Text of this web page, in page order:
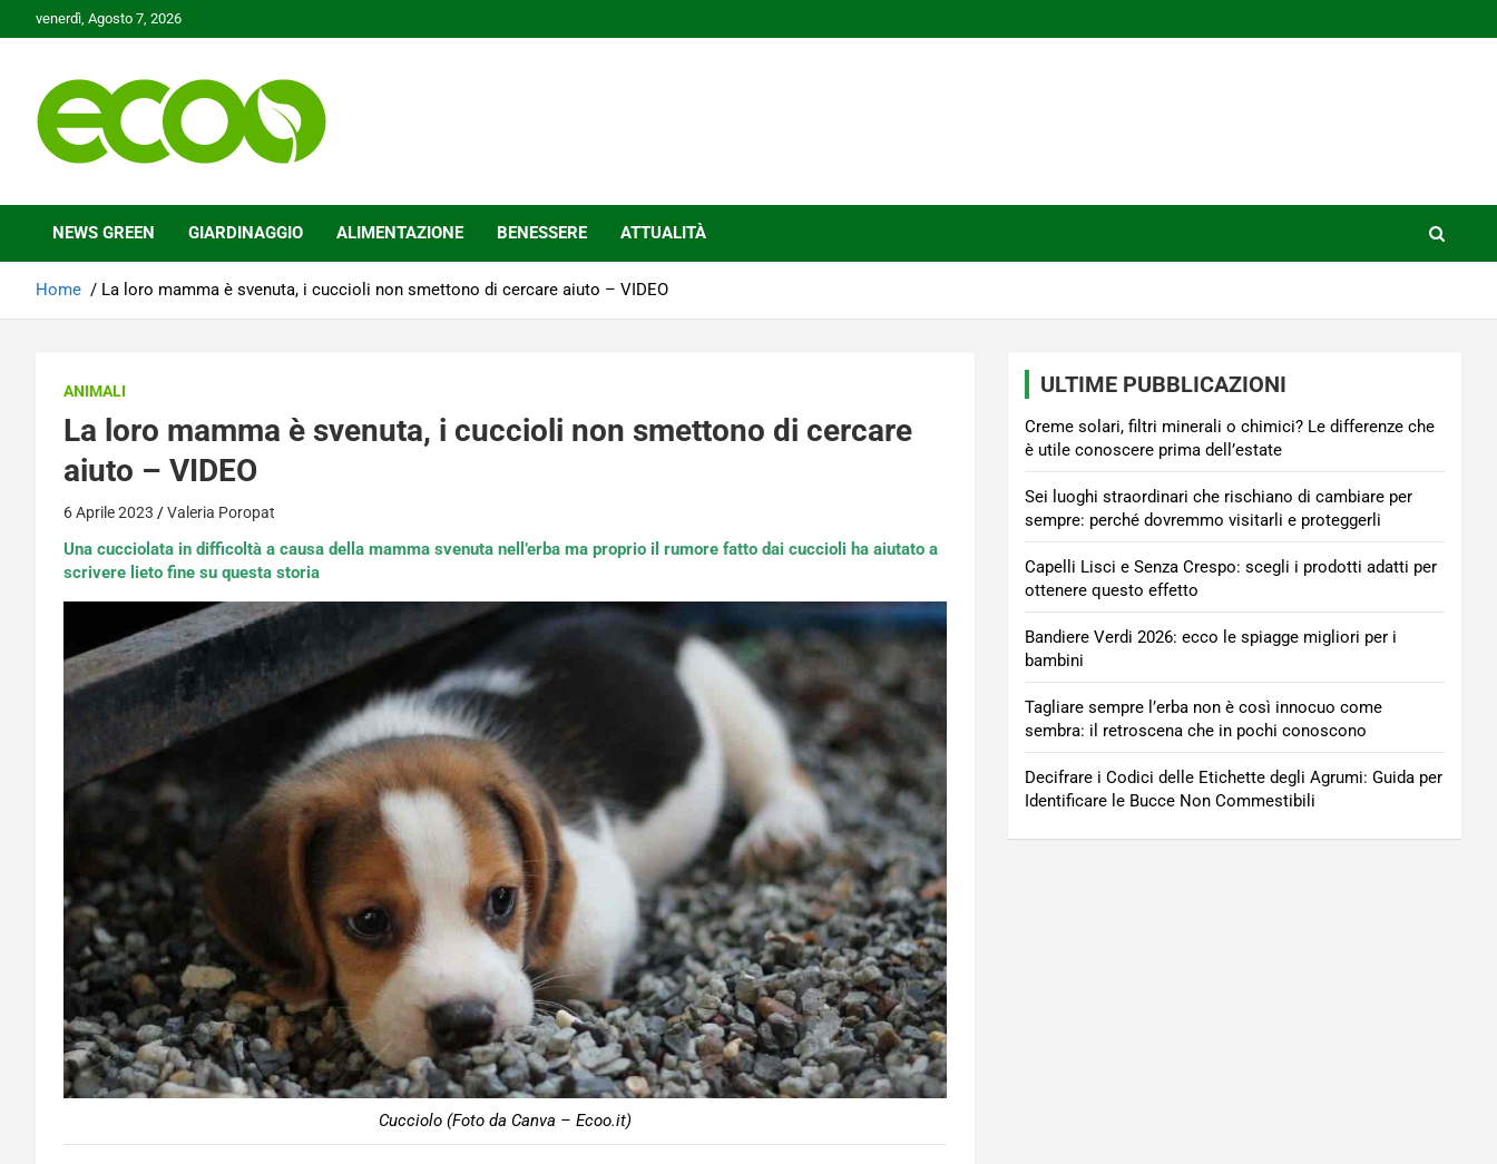
to
venerdì, Agosto 7, 2026
Ecoo.it
NEWS GREEN GIARDINAGGIO ALIMENTAZIONE BENESSERE ATTUALITÀ
Home La loro mamma è svenuta, i cuccioli non smettono di cercare aiuto – VIDEO
ANIMALI
La loro mamma è svenuta, i cuccioli non smettono di cercare
aiuto – VIDEO
6 Aprile 2023 Valeria Poropat
Una cucciolata in difficoltà a causa della mamma svenuta nell’erba ma proprio il rumore fatto dai cuccioli ha aiutato a
scrivere lieto fine su questa storia
Cucciolo (Foto da Canva – Ecoo.it)
ULTIME PUBBLICAZIONI
Creme solari, filtri minerali o chimici? Le differenze che
è utile conoscere prima dell’estate
Sei luoghi straordinari che rischiano di cambiare per
sempre: perché dovremmo visitarli e proteggerli
Capelli Lisci e Senza Crespo: scegli i prodotti adatti per
ottenere questo effetto
Bandiere Verdi 2026: ecco le spiagge migliori per i
bambini
Tagliare sempre l’erba non è così innocuo come
sembra: il retroscena che in pochi conoscono
Decifrare i Codici delle Etichette degli Agrumi: Guida per
Identificare le Bucce Non Commestibili